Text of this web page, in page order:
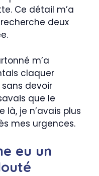
Ce détail m’a
deux
m’a
claquer
devoir
que le
là, je n’avais plus
mes urgences.
eu un